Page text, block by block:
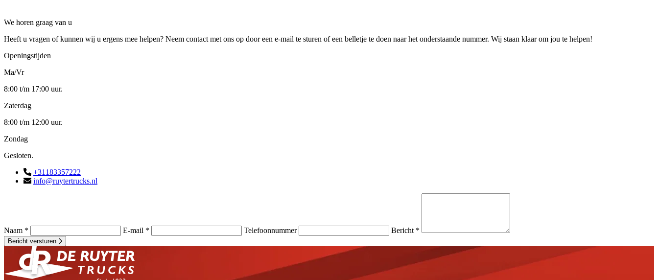
We horen graag van u
Heeft u vragen of kunnen wij u ergens mee helpen? Neem contact met ons op door een e-mail te sturen of een belletje te doen naar het onderstaande nummer. Wij staan klaar om jou te helpen!
Openingstijden
Ma/Vr
8:00 t/m 17:00 uur.
Zaterdag
8:00 t/m 12:00 uur.
Zondag
Gesloten.
+31183357222
info@ruytertrucks.nl
Naam * E-mail * Telefoonnummer Bericht *
Bericht versturen